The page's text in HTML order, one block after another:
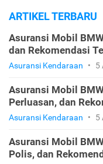
ARTIKEL TERBARU
Asuransi Mobil
dan Rekomendasi
Asuransi Kendaraan • 5
Asuransi Mobil
Perluasan, dan
Asuransi Kendaraan • 5
Asuransi Mobil
Polis, dan